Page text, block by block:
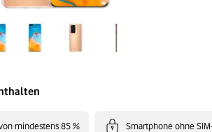
mindestens 85 % Smartphone ohne